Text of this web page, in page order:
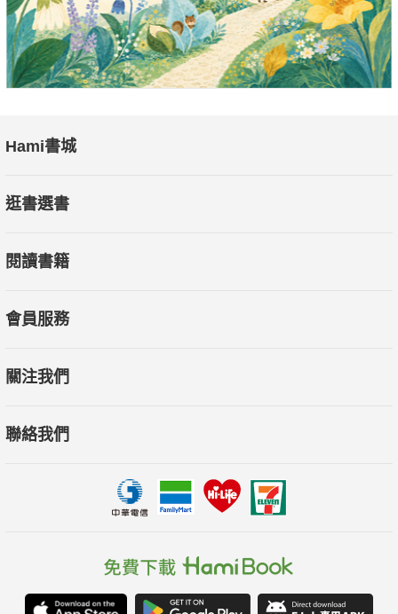
Hami書城
逛書選書
閱讀書籍
會員服務
關注我們
聯絡我們